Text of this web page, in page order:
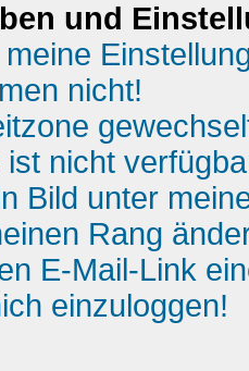
und
nicht!
nicht
Bild unter
Rang
E-Mail-Link
einzuloggen!